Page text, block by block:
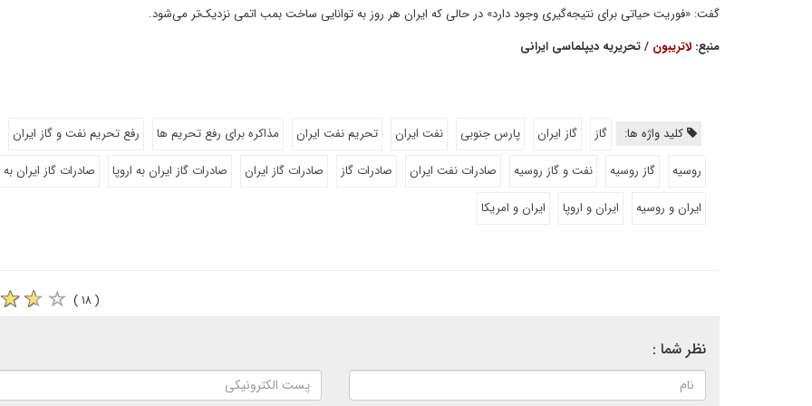
گفت: «فوریت حیاتی برای نتیجه‌گیری وجود دارد» در حالی که ایران هر روز به توانایی ساخت بمب اتمی نزدیک‌تر می‌شود.
منبع: لاتریبون / تحریریه دیپلماسی ایرانی
کلید واژه ها: گاز گاز ایران پارس جنوبی نفت ایران تحریم نفت ایران مذاکره برای رفع تحریم ها
رفع تحریم نفت و گاز ایران
روسیه
گاز روسیه نفت و گاز روسیه صادرات نفت ایران صادرات گاز صادرات گاز ایران صادرات گاز ایران به اروپا
صادرات گاز ایران به
ایران و روسیه
ایران و اروپا ایران و امریکا
( ۱۸ )
نظر شما :